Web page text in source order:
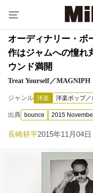
オーディナリー・ボ
作はジャムへの憧れ
ウンド満開
Treat Yourself／MAGNIPH
ジャンル 洋楽 洋楽ポップ／
出典 bounce 2015
長崎耕平2015年11月04日